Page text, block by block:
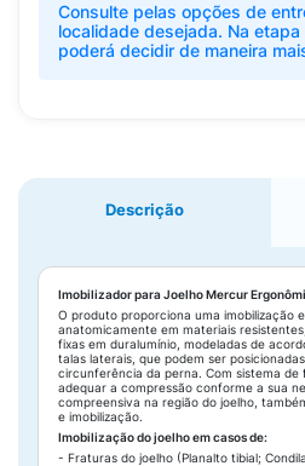
Consulte pelas opções de
localidade desejada. Na
poderá decidir de maneira
Descrição
Imobilizador para Joelho Mercur
O produto proporciona uma imobilização
anatomicamente em materiais
fixas em duralumínio, modeladas de
talas laterais, que podem ser
circunferência da perna. Com sistema
adequar a compressão conforme a sua
compreensiva na região do joelho,
e imobilização.
Imobilização do joelho em casos de:
- Fraturas do joelho (Planalto tibial;